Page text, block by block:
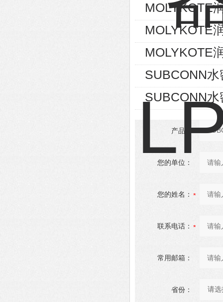
MOLYKOTE
MOLYKOTE
MOLYKOTE
SUBCONN
SUBCONN
产品：
您的单位：
您的姓名：
联系电话：
常用邮箱：
省份：